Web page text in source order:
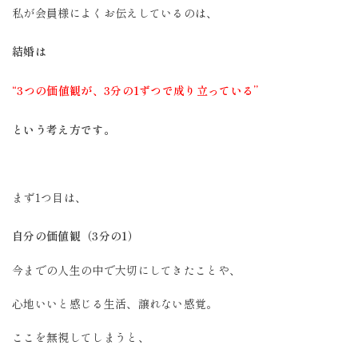
私が会員様によくお伝えしているのは、
結婚は
“3つの価値観が、3分の1ずつで成り立っている”
という考え方です。
まず1つ目は、
自分の価値観（3分の1）
今までの人生の中で大切にしてきたことや、
心地いいと感じる生活、譲れない感覚。
ここを無視してしまうと、